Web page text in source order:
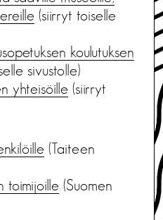
(siirryt toiselle
koulutuksen
sivustolle)
yhteisöille (siirryt
(Taiteen
toimijoille (Suomen